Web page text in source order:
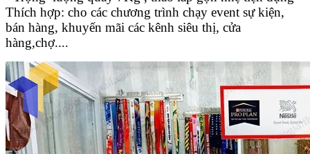
Thích hợp: cho các chương trình chạy event sự kiện,
bán hàng, khuyến mãi các kênh siêu thị, cửa
hàng,chợ....